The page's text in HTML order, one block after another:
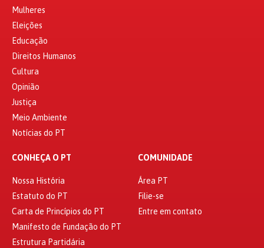
Mulheres
Eleições
Educação
Direitos Humanos
Cultura
Opinião
Justiça
Meio Ambiente
Notícias do PT
CONHEÇA O PT
Nossa História
Estatuto do PT
Carta de Princípios do PT
Manifesto de Fundação do PT
Estrutura Partidária
COMUNIDADE
Área PT
Filie-se
Entre em contato